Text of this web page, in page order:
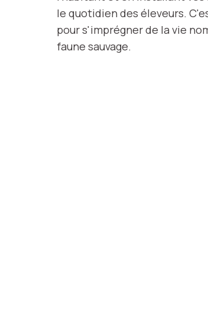
le quotidien des éleveurs.
pour s'imprégner de la vie
faune sauvage.